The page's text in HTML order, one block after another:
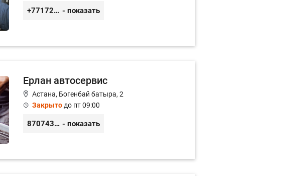
+77172944444 - показать
Ерлан автосервис
Астана, Богенбай батыра, 2
Закрытодо пт 09:00
87074312868 - показать